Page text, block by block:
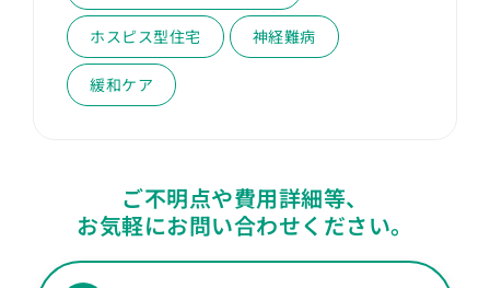
ホスピス型住宅 神経難病
緩和ケア
ご不明点や費用詳細等、
お気軽にお問い合わせください。